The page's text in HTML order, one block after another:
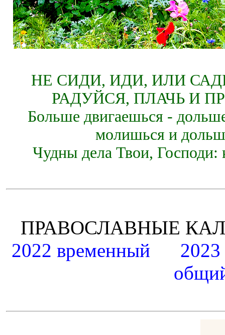
НЕ СИДИ, ИДИ, ИЛИ
РАДУЙСЯ, ПЛАЧЬ И
Больше двигаешься -
молишься и
Чудны дела Твои, Господи:
ПРАВОСЛАВНЫЕ
2022 временный